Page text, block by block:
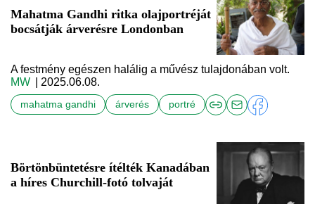
Mahatma Gandhi ritka olajportréját
bocsátják árverésre Londonban
A festmény egészen halálig a művész tulajdonában volt.
MW
| 2025.06.08.
mahatma gandhi árverés portré
Börtönbüntetésre ítélték Kanadában
a híres Churchill-fotó tolvaját